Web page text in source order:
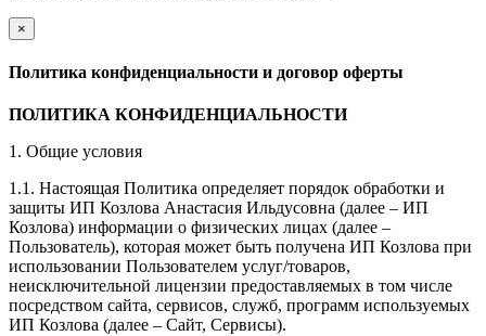
×
закрыть
Политика конфиденциальности и договор оферты
ПОЛИТИКА КОНФИДЕНЦИАЛЬНОСТИ
1. Общие условия
1.1. Настоящая Политика определяет порядок обработки и
защиты ИП Козлова Анастасия Ильдусовна (далее – ИП
Козлова) информации о физических лицах (далее –
Пользователь), которая может быть получена ИП Козлова при
использовании Пользователем услуг/товаров,
неисключительной лицензии предоставляемых в том числе
посредством сайта, сервисов, служб, программ используемых
ИП Козлова (далее – Сайт, Сервисы).